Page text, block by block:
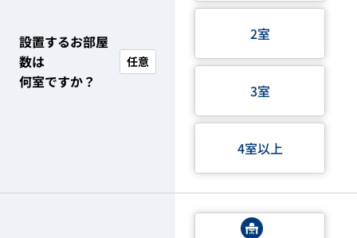
設置するお部屋
数は
何室ですか？
任意
2室
3室
4室以上